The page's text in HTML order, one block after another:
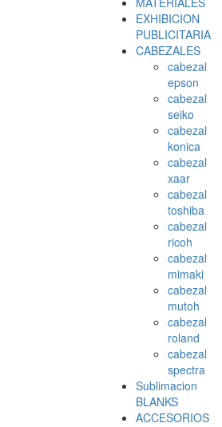
EXHIBICION
PUBLICITARIA
CABEZALES
cabezal
epson
cabezal
seiko
cabezal
konica
cabezal
xaar
cabezal
toshiba
cabezal
ricoh
cabezal
mimaki
cabezal
mutoh
cabezal
roland
cabezal
spectra
Sublimacion
BLANKS
ACCESORIOS